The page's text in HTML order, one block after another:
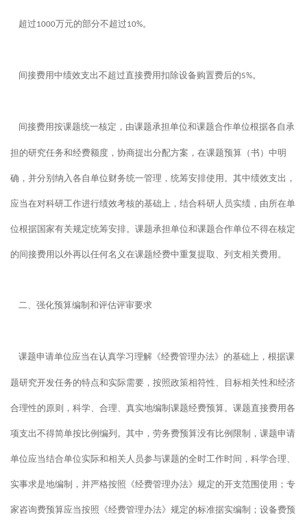
超过1000万元的部分不超过10%。
间接费用中绩效支出不超过直接费用扣除设备购置费后的5%。
间接费用按课题统一核定，由课题承担单位和课题合作单位根据各自承
担的研究任务和经费额度，协商提出分配方案，在课题预算（书）中明
确，并分别纳入各自单位财务统一管理，统筹安排使用。其中绩效支出，
应当在对科研工作进行绩效考核的基础上，结合科研人员实绩，由所在单
位根据国家有关规定统筹安排。课题承担单位和课题合作单位不得在核定
的间接费用以外再以任何名义在课题经费中重复提取、列支相关费用。
二、强化预算编制和评估评审要求
课题申请单位应当在认真学习理解《经费管理办法》的基础上，根据课
题研究开发任务的特点和实际需要，按照政策相符性、目标相关性和经济
合理性的原则，科学、合理、真实地编制课题经费预算。课题直接费用各
项支出不得简单按比例编列。其中，劳务费预算没有比例限制，课题申请
单位应当结合单位实际和相关人员参与课题的全时工作时间，科学合理、
实事求是地编制，并严格按照《经费管理办法》规定的开支范围使用；专
家咨询费预算应当按照《经费管理办法》规定的标准据实编制；设备费预